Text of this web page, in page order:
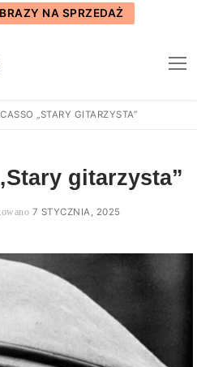
NA SPRZEDAŻ
„STARY GITARZYSTA”
gitarzysta”
7 STYCZNIA, 2025